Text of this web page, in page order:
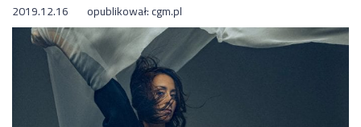
2019.12.16 opublikował:cgm.pl